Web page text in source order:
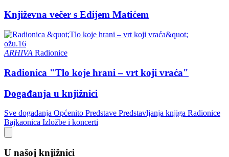
Književna večer s Edijem Matićem
ožu.16
ARHIVA Radionice
Radionica "Tlo koje hrani – vrt koji vraća"
Događanja u knjižnici
Sve dogadanja Općenito Predstave Predstavljanja knjiga Radionice
Bajkaonica Izložbe i koncerti
U našoj knjižnici